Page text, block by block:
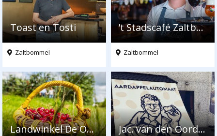
Toast en Tosti
Zaltbommel
’t Stadscafé Zaltbommel
Zaltbommel
Landwinkel De Overscharen Jac. van den Oord Potatoes